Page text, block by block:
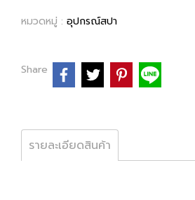
หมวดหมู่ : อุปกรณ์สปา
Share
รายละเอียดสินค้า